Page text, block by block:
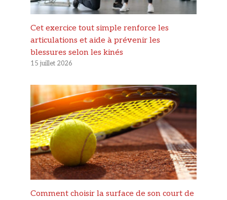
Cet exercice tout simple renforce les
articulations et aide à prévenir les
blessures selon les kinés
15 juillet 2026
Comment choisir la surface de son court de